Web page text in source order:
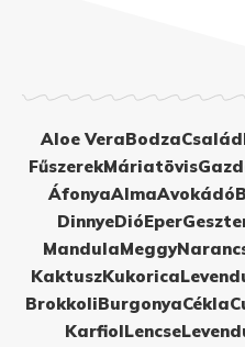
Aloe VeraBodzaCsalád
FűszerekMáriatövis
ÁfonyaAlmaAvokádó
DinnyeDióEper
MandulaMeggy
KaktuszKukorica
BrokkoliBurgonyaCékla
KarfiolLencse